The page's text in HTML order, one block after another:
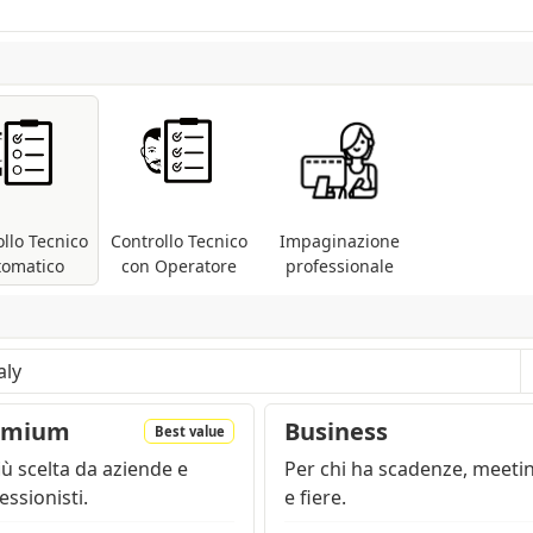
145) - Tatto: Naturale
Superficie liscia con leggere irregolarità.
Tecnico
Controllo Tecnico
con Operatore
Impaginazione
professionale
presenti metodi differenti (RGB, Pantoni, etc
...).
a seconda della regione e dei prodotti nel carrello
Best value
scelta da aziende e
Business
Per chi ha scadenze,
e fiere.